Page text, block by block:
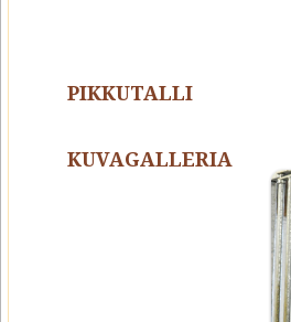
PIKKUTALLI
KUVAGALLERIA